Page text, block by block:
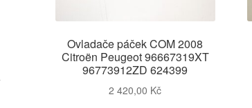
Ovladače páček COM 2008
Citroën Peugeot 96667319XT
96773912ZD 624399
2 420,00 Kč